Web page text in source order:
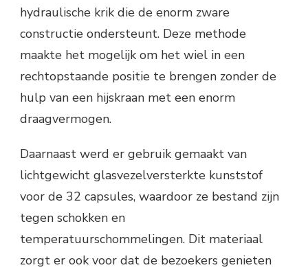
hydraulische krik die de enorm zware
constructie ondersteunt. Deze methode
maakte het mogelijk om het wiel in een
rechtopstaande positie te brengen zonder de
hulp van een hijskraan met een enorm
draagvermogen.
Daarnaast werd er gebruik gemaakt van
lichtgewicht glasvezelversterkte kunststof
voor de 32 capsules, waardoor ze bestand zijn
tegen schokken en
temperatuurschommelingen. Dit materiaal
zorgt er ook voor dat de bezoekers genieten